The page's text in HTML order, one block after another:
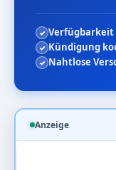
Verfügbarkeit
Kündigung
Nahtlose
Anzeige